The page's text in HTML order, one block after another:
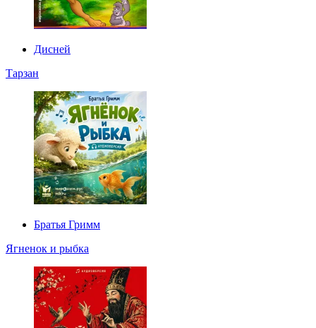
Дисней
Тарзан
Братья Гримм
Ягненок и рыбка